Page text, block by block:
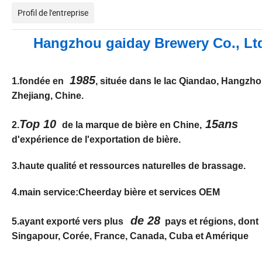
Profil de l'entreprise
Hangzhou gaiday Brewery Co.,
1.fondée en 1985, située dans le lac Qiandao,
Zhejiang, Chine.
2.Top 10 de la marque de bière en Chine, 15ans
d'expérience de l'exportation de bière.
3.haute qualité et ressources naturelles de brassage.
4.main service:Cheerday bière et services OEM
5.ayant exporté vers plus de 28 pays et régions, dont
Singapour, Corée, France, Canada, Cuba et Amérique